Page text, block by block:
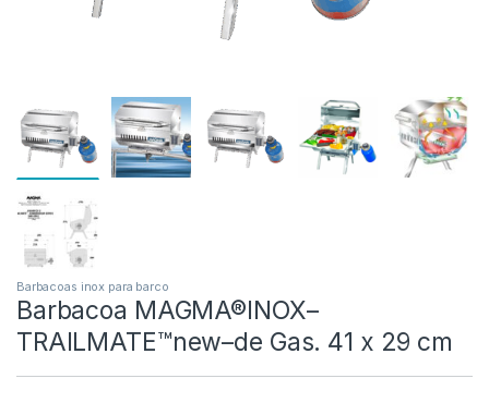
Barbacoas inox para barco
Barbacoa MAGMA®INOX–
TRAILMATE™new–de Gas. 41 x 29 cm